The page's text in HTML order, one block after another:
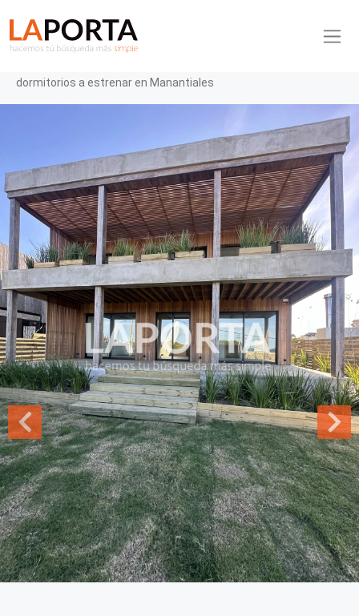
Inicio
Casa ID.947/Se-vende-esta-propiedad-de-4-dormitorios-a-
dormitorios a estrenar en Manantiales